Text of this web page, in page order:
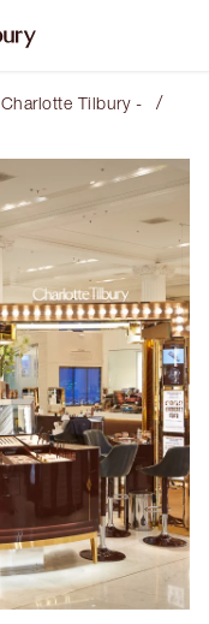
Charlotte Tilbury - /